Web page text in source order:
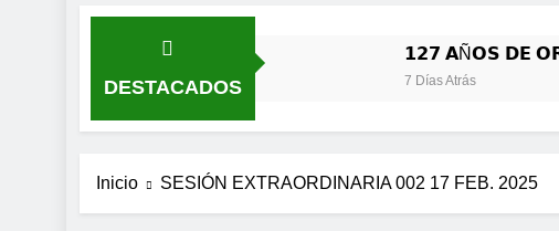
DESTACADOS
𝟭𝟮𝟳 𝗔Ñ𝗢𝗦 𝗗𝗘
7 Días Atrás
Inicio SESIÓN EXTRAORDINARIA 002 17 FEB. 2025